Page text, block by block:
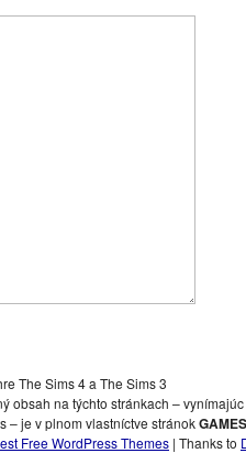
The Sims 4 a The Sims 3
obsah na týchto stránkach –
– je v plnom vlastníctve stránok
Free WordPress Themes | Thanks to